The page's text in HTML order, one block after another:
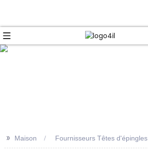
>> Maison Fournisseurs Têtes d'épingles